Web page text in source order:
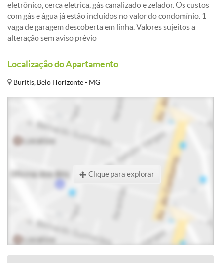
eletrônico, cerca eletrica, gás canalizado e zelador. Os custos
com gás e água já estão incluídos no valor do condomínio. 1
vaga de garagem descoberta em linha. Valores sujeitos a
alteração sem aviso prévio
Localização do Apartamento
Buritis, Belo Horizonte - MG
Clique para explorar